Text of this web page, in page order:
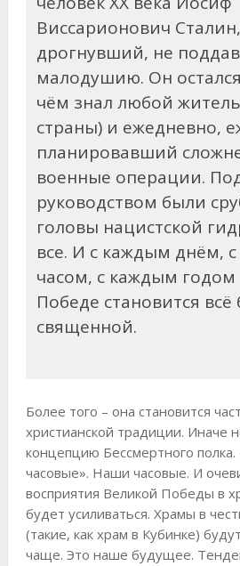
Виссарионович
дрогнувший, не
малодушию. Он
чём знал любой
страны) и ежедневно,
планировавший
военные операции.
руководством были
головы нацистской
все. И с каждым днём,
часом, с каждым
Победе становится всё
священной.
Более того – она становится
христианской традиции. Иначе
концепцию Бессмертного
часовые». Наши часовые. И
восприятия Великой Победы в
будет усиливаться. Храмы в
(такие, как храм в Кубинке)
чаще. Это наше будущее.